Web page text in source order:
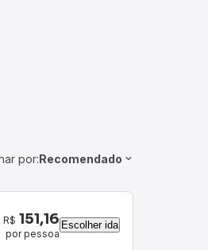
por:Recomendado
R$ 151,16
por pessoa
Escolher ida